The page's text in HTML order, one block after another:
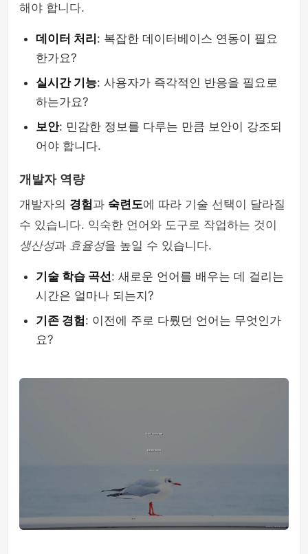
해야 합니다.
데이터 처리 : 복잡한 데이터베이스 연동이 필요
한가요?
실시간 기능: 사용자가 즉각적인 반응을 필요로
하는가요?
보안: 민감한 정보를 다루는 만큼 보안이 강조되
어야 합니다.
개발자 역량
개발자의 경험과 숙련도에 따라 기술 선택이 달라질
수 있습니다. 익숙한 언어와 도구로 작업하는 것이
생산성과 효율성을 높일 수 있습니다.
기술 학습 곡선: 새로운 언어를 배우는 데 걸리는
시간은 얼마나 되는지?
기존 경험: 이전에 주로 다뤘던 언어는 무엇인가
요?